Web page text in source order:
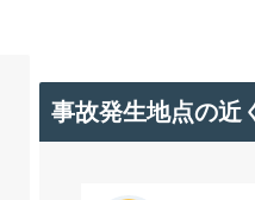
事故発生地点の近